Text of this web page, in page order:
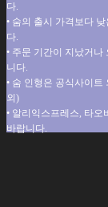
다.
• 숨의 출시 가격보다
다.
• 주문 기간이 지났거
니다.
• 숨 인형은 공식사이트
외)
• 알리익스프레스, 타오
바랍니다.